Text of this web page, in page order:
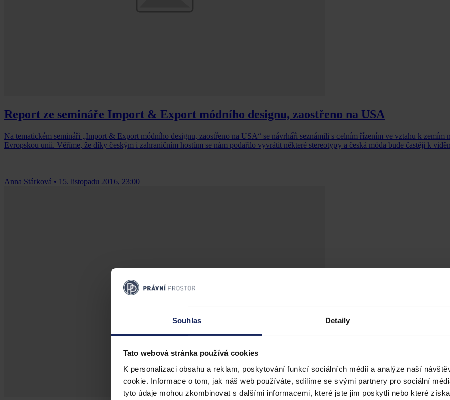
Souhlas Detaily
Tato webová stránka používá cookies
K personalizaci obsahu a reklam, poskytování funkcí sociálních médií a analýze naší
cookie. Informace o tom, jak náš web používáte, sdílíme se svými partnery pro sociální
tyto údaje mohou zkombinovat s dalšími informacemi, které jste jim poskytli nebo které
Report ze semináře Import & Export módního designu, zaostřeno na USA
Na tematickém semináři „Import & Export módního designu, zaostřeno na USA“ se návrháři seznámili s celním řízením ve vztahu k zemím
Evropskou unii. Věříme, že díky českým i zahraničním hostům se nám podařilo vyvrátit některé stereotypy a česká móda bude častěji k
Anna Stárková • 15. listopadu 2016, 23:00